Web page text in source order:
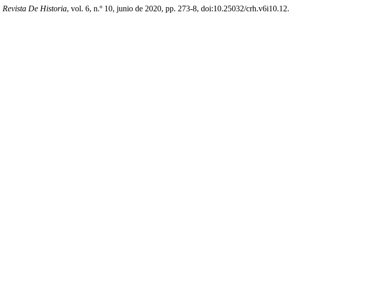
Revista De Historia, vol. 6, n.º 10, junio de 2020, pp. 273-8, doi:10.25032/crh.v6i10.12.